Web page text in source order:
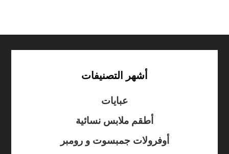
أشهر التصنيفات
عبايات
أطقم ملابس نسائية
أوفرولات جمبسوت و رومبر